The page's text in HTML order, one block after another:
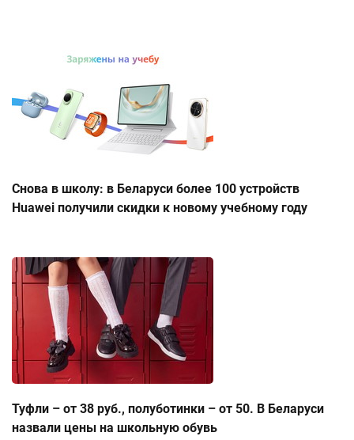
Снова в школу: в Беларуси более 100 устройств
Huawei получили скидки к новому учебному году
Туфли – от 38 руб., полуботинки – от 50. В Беларуси
назвали цены на школьную обувь